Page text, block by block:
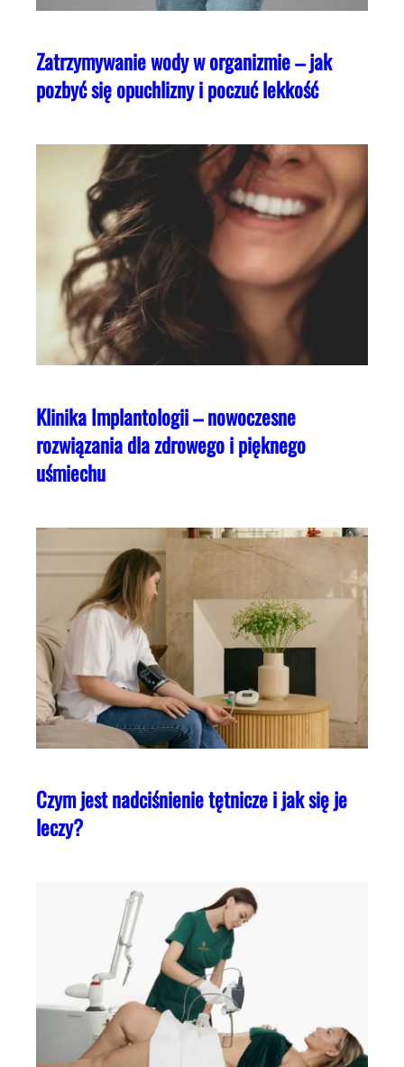
Zatrzymywanie wody w organizmie – jak
pozbyć się opuchlizny i poczuć lekkość
Klinika Implantologii – nowoczesne
rozwiązania dla zdrowego i pięknego
uśmiechu
Czym jest nadciśnienie tętnicze i jak się je
leczy?